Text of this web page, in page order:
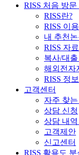
RISS 처음 방문
RISS란?
RISS 이
내 추천
RISS 자
복사/대
해외전자
RISS 정
고객센터
자주 찾
상담 신청
상담 내역
고객제안
신고센터
RISS 활용도 분